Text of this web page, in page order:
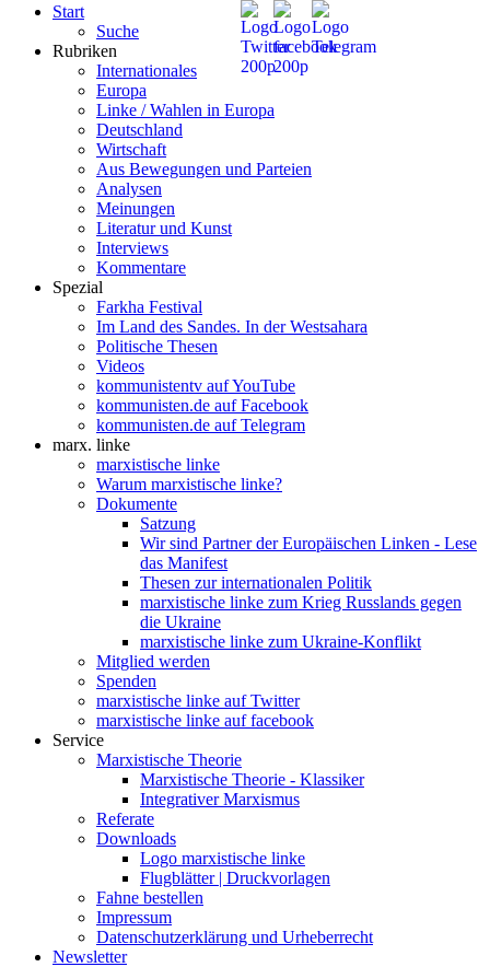
Start
Suche
Rubriken
Internationales
Europa
Linke / Wahlen in Europa
Deutschland
Wirtschaft
Aus Bewegungen und Parteien
Analysen
Meinungen
Literatur und Kunst
Interviews
Kommentare
Spezial
Farkha Festival
Im Land des Sandes. In der Westsahara
Politische Thesen
Videos
kommunistentv auf YouTube
kommunisten.de auf Facebook
kommunisten.de auf Telegram
marx. linke
marxistische linke
Warum marxistische linke?
Dokumente
Satzung
Wir sind Partner der Europäischen Linken - Lese
das Manifest
Thesen zur internationalen Politik
marxistische linke zum Krieg Russlands gegen
die Ukraine
marxistische linke zum Ukraine-Konflikt
Mitglied werden
Spenden
marxistische linke auf Twitter
marxistische linke auf facebook
Service
Marxistische Theorie
Marxistische Theorie - Klassiker
Integrativer Marxismus
Referate
Downloads
Logo marxistische linke
Flugblätter | Druckvorlagen
Fahne bestellen
Impressum
Datenschutzerklärung und Urheberrecht
Newsletter